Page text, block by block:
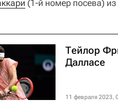
(1-й номер посева)
Тейлор
Далласе
11 февраля 2023,